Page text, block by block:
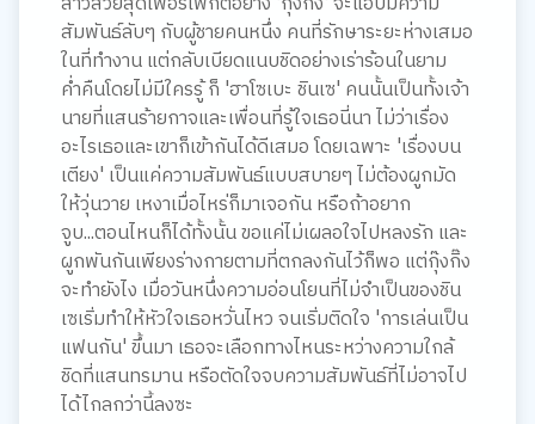
สัมพันธ์ลับๆ กับผู้ชายคนหนึ่ง คนที่รักษาระยะห่างเสมอ
ในที่ทำงาน แต่กลับเบียดแนบชิดอย่างเร่าร้อนในยาม
ค่ำคืนโดยไม่มีใครรู้ ก็ 'ฮาโซเบะ ชินเซ' คนนั้นเป็นทั้งเจ้า
นายที่แสนร้ายกาจและเพื่อนที่รู้ใจเธอนี่นา ไม่ว่าเรื่อง
อะไรเธอและเขาก็เข้ากันได้ดีเสมอ โดยเฉพาะ 'เรื่องบน
เตียง' เป็นแค่ความสัมพันธ์แบบสบายๆ ไม่ต้องผูกมัด
ให้วุ่นวาย เหงาเมื่อไหร่ก็มาเจอกัน หรือถ้าอยาก
จูบ...ตอนไหนก็ได้ทั้งนั้น ขอแค่ไม่เผลอใจไปหลงรัก และ
ผูกพันกันเพียงร่างกายตามที่ตกลงกันไว้ก็พอ แต่กุ๊งกิ๊ง
จะทำยังไง เมื่อวันหนึ่งความอ่อนโยนที่ไม่จำเป็นของชิน
เซเริ่มทำให้หัวใจเธอหวั่นไหว จนเริ่มติดใจ 'การเล่นเป็น
แฟนกัน' ขึ้นมา เธอจะเลือกทางไหนระหว่างความใกล้
ชิดที่แสนทรมาน หรือตัดใจจบความสัมพันธ์ที่ไม่อาจไป
ได้ไกลกว่านี้ลงซะ